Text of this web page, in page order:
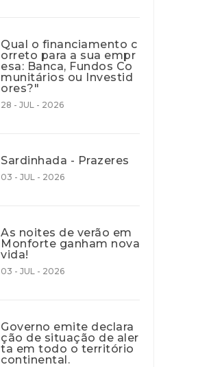
Qual o financiamento c
orreto para a sua empr
esa: Banca, Fundos Co
munitários ou Investid
ores?"
28 - JUL - 2026
Sardinhada - Prazeres
03 - JUL - 2026
As noites de verão em
Monforte ganham nova
vida!
03 - JUL - 2026
Governo emite declara
ção de situação de aler
ta em todo o território
continental.